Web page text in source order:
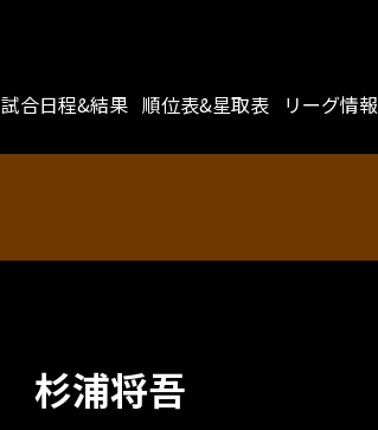
試合日程&結果 順位表&星取表 リーグ情報
杉浦将吾